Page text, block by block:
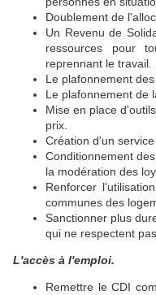
Doublement de
Un Revenu de
ressources pour
reprennant le travail.
Le plafonnement
Le plafonnement de
Mise en place
prix.
Création d'un
Conditionnement
la modération des
Renforcer
communes des
Sanctionner plus
qui ne respectent
L'accès à l'emploi.
Remettre le CDI